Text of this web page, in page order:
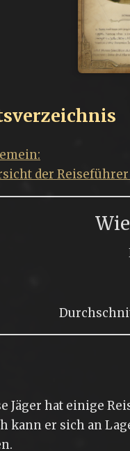
der Reiseführer
Jäger hat einige
kann er sich an